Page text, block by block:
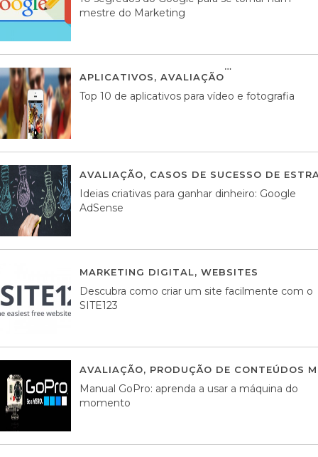
mestre do Marketing
APLICATIVOS, AVALIAÇÃO
Top 10 de aplicativos para vídeo e fotografia
AVALIAÇÃO, CASOS DE SUCESSO DE
Ideias criativas para ganhar dinheiro: Google
AdSense
MARKETING DIGITAL, WEBSITES
Descubra como criar um site facilmente com o
SITE123
AVALIAÇÃO, PRODUÇÃO DE CONTEÚDOS
Manual GoPro: aprenda a usar a máquina do
momento